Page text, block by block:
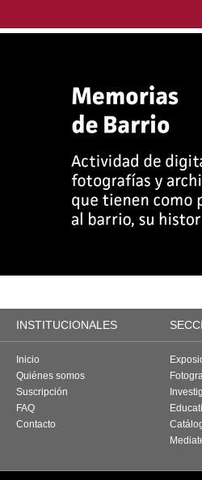
INSTITUCIONALES
Inicio
Quiénes somos
Suscripción
FAQ
Contacto